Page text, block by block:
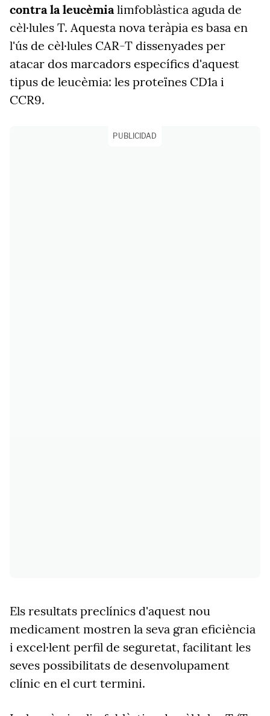
contra la leucèmialimfoblàstica aguda de
cèl·lules T. Aquesta nova teràpia es basa en
l'ús de cèl·lules CAR-T dissenyades per
atacar dos marcadors específics d'aquest
tipus de leucèmia: les proteïnes CD1a i
CCR9.
PUBLICIDAD
Els resultats preclínics d'aquest nou
medicament mostren la seva gran eficiència
i excel·lent perfil de seguretat, facilitant les
seves possibilitats de desenvolupament
clínic en el curt termini.